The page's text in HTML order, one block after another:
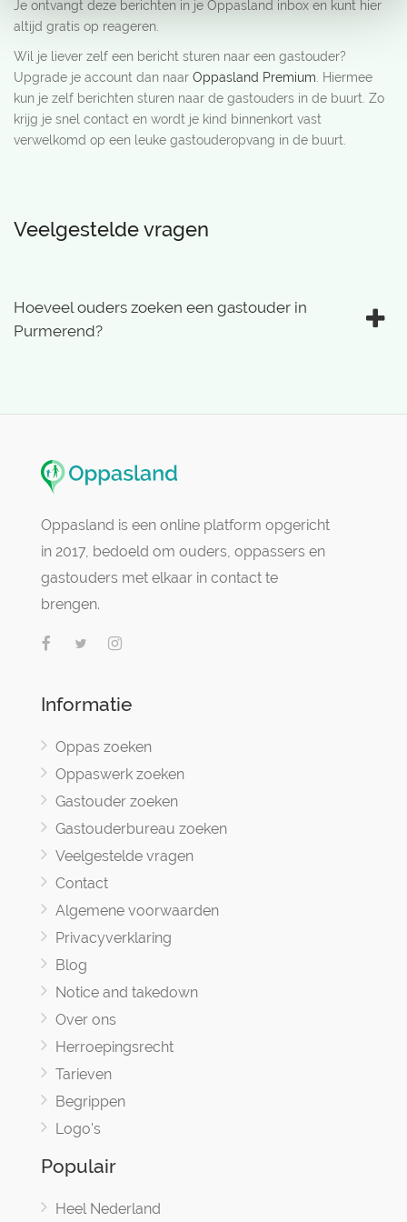
Je ontvangt deze berichten in je Oppasland inbox en kunt hier
altijd gratis op reageren.
Wil je liever zelf een bericht sturen naar een gastouder?
Upgrade je account dan naar Oppasland Premium . Hiermee
kun je zelf berichten sturen naar de gastouders in de buurt. Zo
krijg je snel contact en wordt je kind binnenkort vast
verwelkomd op een leuke gastouderopvang in de buurt.
Veelgestelde vragen
Hoeveel ouders zoeken een gastouder in
Purmerend?
Oppasland is een online platform opgericht
in 2017, bedoeld om ouders, oppassers en
gastouders met elkaar in contact te
brengen.
Informatie
Oppas zoeken
Oppaswerk zoeken
Gastouder zoeken
Gastouderbureau zoeken
Veelgestelde vragen
Contact
Algemene voorwaarden
Privacyverklaring
Blog
Notice and takedown
Over ons
Herroepingsrecht
Tarieven
Begrippen
Logo's
Populair
Heel Nederland